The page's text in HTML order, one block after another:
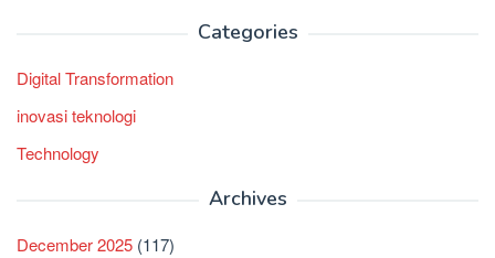
Categories
Digital Transformation
inovasi teknologi
Technology
Archives
December 2025 (117)